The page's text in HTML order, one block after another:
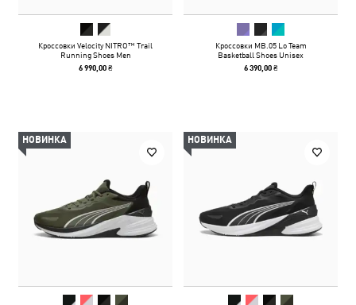
Кроссовки Velocity NITRO™ Trail
Running Shoes Men
6 990,00 ₴
Кроссовки MB.05 Lo Team
Basketball Shoes Unisex
6 390,00 ₴
НОВИНКА НОВИНКА